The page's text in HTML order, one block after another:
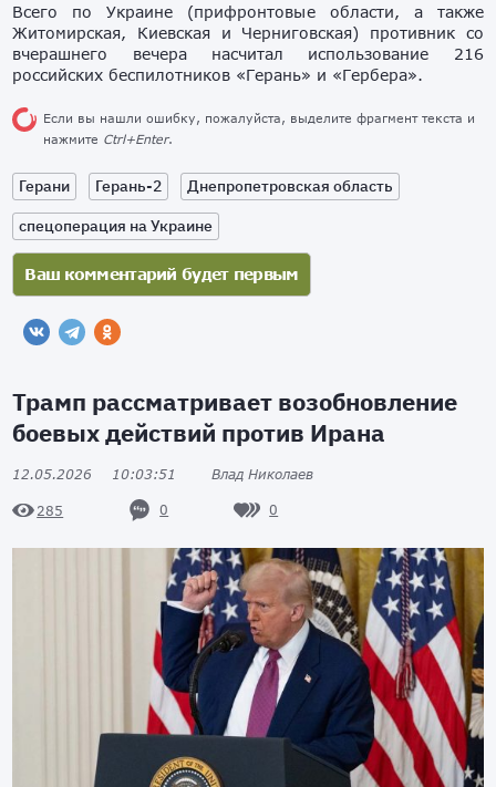
Всего по Украине (прифронтовые области, а также
Житомирская, Киевская и Черниговская) противник со
вчерашнего вечера насчитал использование 216
российских беспилотников «Герань» и «Гербера».
Если вы нашли ошибку, пожалуйста, выделите фрагмент текста и
нажмите Ctrl+Enter.
Герани Герань-2
Днепропетровская область
спецоперация на Украине
Трамп рассматривает возобновление
боевых действий против Ирана
12.05.2026 10:03:51 Влад Николаев
285 0 0